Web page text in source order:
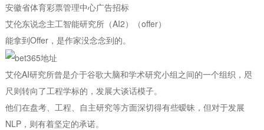
安徽省体育彩票管理中心广告招标
艾伦东说念主工智能研究所（AI2）（offer）
能拿到Offer，是作家没念念到的。
艾伦AI研究所曾是介于谷歌大脑和学术研究小组之间的一个组织，咫
尺则转向了工程学标的，发展大谈话模子。
他们在盘考、工程、自主研究等方面深切得有些暧昧，但对于发展
NLP，则有着坚定的承诺。